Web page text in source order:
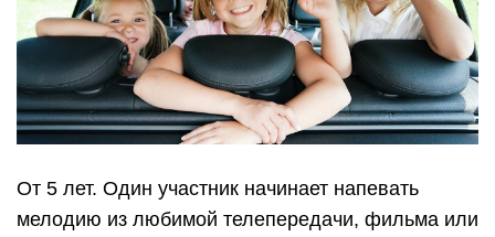
От 5 лет. Один участник начинает напевать
мелодию из любимой телепередачи, фильма или